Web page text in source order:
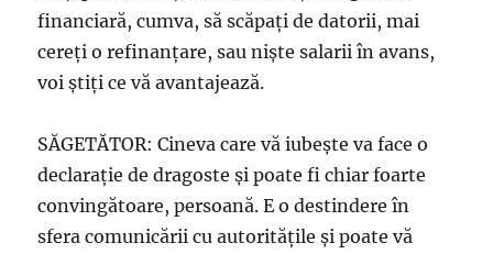
financiară, cumva, să scăpaţi de datorii, mai
cereţi o refinanţare, sau nişte salarii în avans,
voi ştiţi ce vă avantajează.
SĂGETĂTOR: Cineva care vă iubeşte va face o
declaraţie de dragoste şi poate fi chiar foarte
convingătoare, persoană. E o destindere în
sfera comunicării cu autorităţile şi poate vă